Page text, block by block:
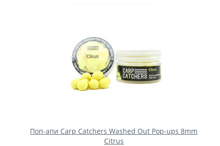
Поп-апи Carp Catchers Washed Out Pop-ups 8mm
Citrus